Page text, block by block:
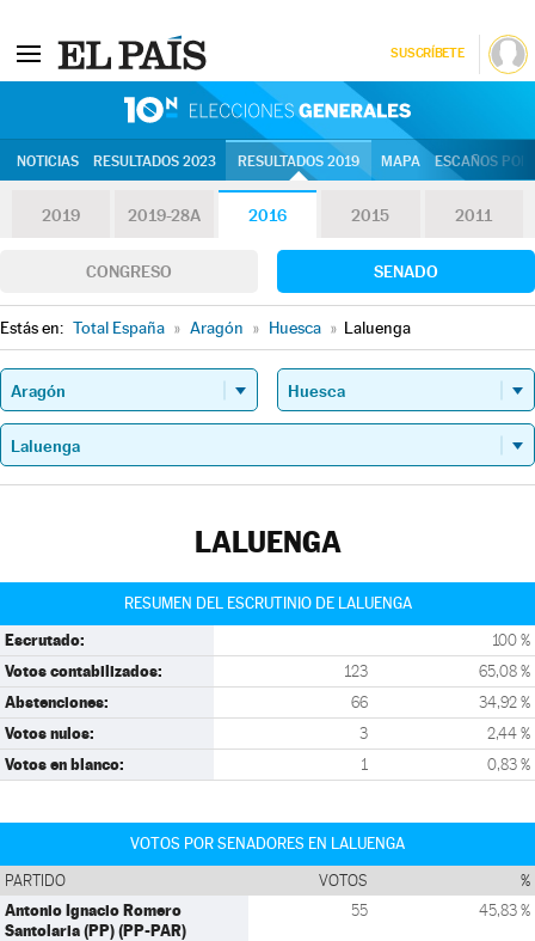
SUSCRÍBETE
NOTICIAS RESULTADOS 2023 RESULTADOS 2019 MAPA ESCAÑOS
2019 2019-28A 2016 2015 2011
CONGRESO SENADO
Estás en: Total España » Aragón » Huesca » Laluenga
LALUENGA
RESUMEN DEL ESCRUTINIO DE LALUENGA
Escrutado: 100 %
Votos contabilizados: 123 65,08 %
Abstenciones: 66 34,92 %
Votos nulos: 3 2,44 %
Votos en blanco: 1 0,83 %
VOTOS POR SENADORES EN LALUENGA
PARTIDO VOTOS %
Antonio Ignacio Romero
Santolaria (PP) (PP-PAR)
55 45,83 %